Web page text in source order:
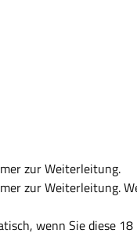
zur Weiterleitung.
zur Weiterleitung.
wenn Sie diese